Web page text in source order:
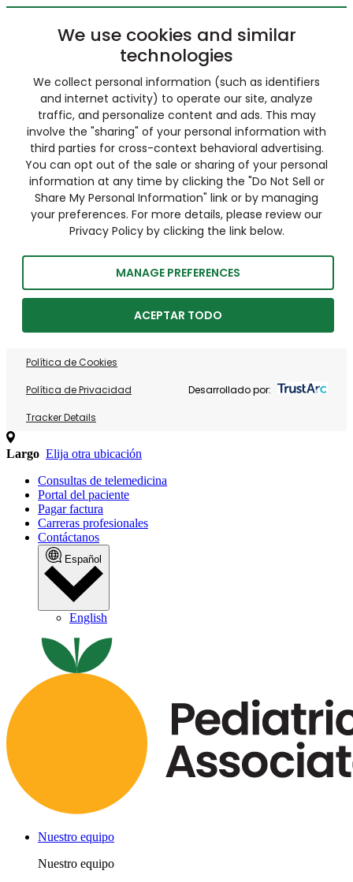
We use cookies and similar
technologies
We collect personal information (such as identifiers
and internet activity) to operate our site, analyze
traffic, and personalize content and ads. This may
involve the "sharing" of your personal information with
third parties for cross-context behavioral advertising.
You can opt out of the sale or sharing of your personal
information at any time by clicking the "Do Not Sell or
Share My Personal Information" link or by managing
your preferences. For more details, please review our
Privacy Policy by clicking the link below.
MANAGE PREFERENCES
ACEPTAR TODO
Política de Cookies
Política de Privacidad
Tracker Details
Desarrollado por:
Largo Elija otra ubicación
Consultas de telemedicina
Portal del paciente
Pagar factura
Carreras profesionales
Contáctanos
Español
English
Nuestro equipo
Nuestro equipo